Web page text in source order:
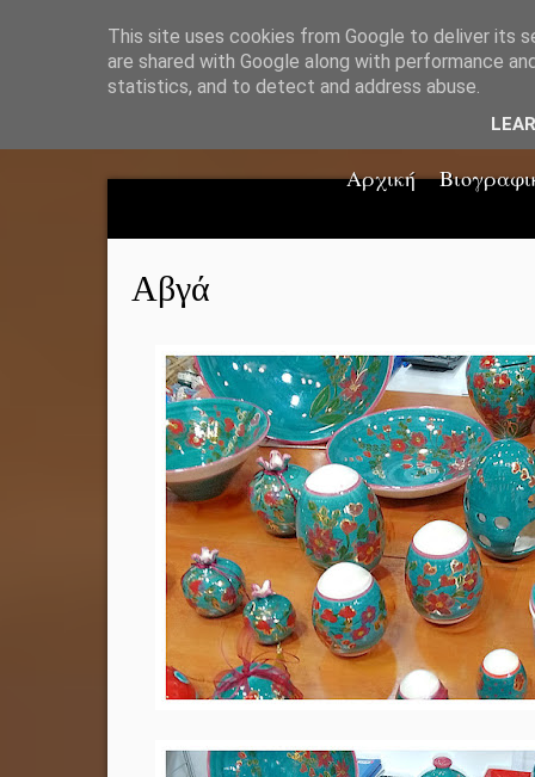
Αρχική
Αβγά
This site uses cookies from Google to deliver its
are shared with Google along with performance
statistics, and to detect and address abuse.